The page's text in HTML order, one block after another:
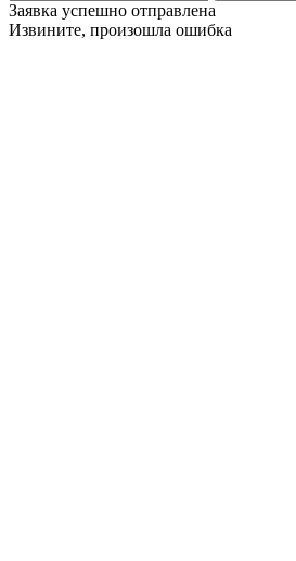
Заявка успешно отправлена
Извините, произошла ошибка